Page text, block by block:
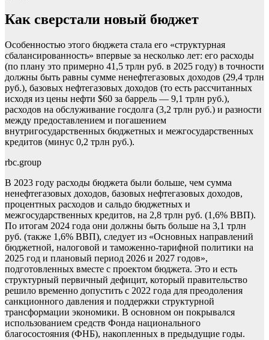
Как сверстали новый бюджет
Особенностью этого бюджета стала его «структурная
сбалансированность» впервые за несколько лет: его расходы
(по плану это примерно 41,5 трлн руб. в 2025 году) в точности
должны быть равны сумме ненефтегазовых доходов (29,4 трлн
руб.), базовых нефтегазовых доходов (то есть рассчитанных
исходя из цены нефти $60 за баррель — 9,1 трлн руб.),
расходов на обслуживание госдолга (3,2 трлн руб.) и разности
между предоставлением и погашением
внутригосударственных бюджетных и межгосударственных
кредитов (минус 0,2 трлн руб.).
rbc.group
В 2023 году расходы бюджета были больше, чем сумма
ненефтегазовых доходов, базовых нефтегазовых доходов,
процентных расходов и сальдо бюджетных и
межгосударственных кредитов, на 2,8 трлн руб. (1,6% ВВП).
По итогам 2024 года они должны быть больше на 3,1 трлн
руб. (также 1,6% ВВП), следует из «Основных направлений
бюджетной, налоговой и таможенно-тарифной политики на
2025 год и плановый период 2026 и 2027 годов»,
подготовленных вместе с проектом бюджета. Это и есть
структурный первичный дефицит, который правительство
решило временно допустить с 2022 года для преодоления
санкционного давления и поддержки структурной
трансформации экономики. В основном он покрывался
использованием средств Фонда национального
благосостояния (ФНБ), накопленных в предыдущие годы.